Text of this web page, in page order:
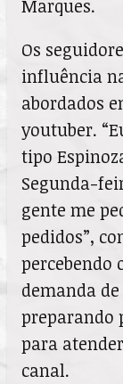
Marques.
Os
influência
abordados
youtuber.
tipo
Segunda-
gente me
pedidos”,
percebendo
demanda
preparando
para
canal.